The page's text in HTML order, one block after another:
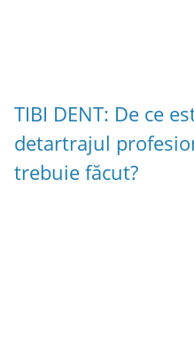
TIBI DENT: De ce
detartrajul
trebuie făcut?